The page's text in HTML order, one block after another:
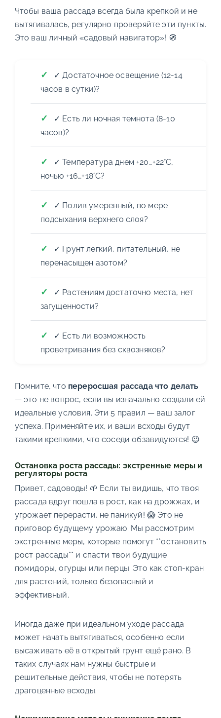
Чтобы ваша рассада всегда была крепкой и не
вытягивалась, регулярно проверяйте эти пункты.
Это ваш личный «садовый навигатор»! 🧭
✓ Достаточное освещение (12-14
часов в сутки)?
✓ Есть ли ночная темнота (8-10
часов)?
✓ Температура днем +20…+22°C,
ночью +16…+18°C?
✓ Полив умеренный, по мере
подсыхания верхнего слоя?
✓ Грунт легкий, питательный, не
перенасыщен азотом?
✓ Растениям достаточно места, нет
загущенности?
✓ Есть ли возможность
проветривания без сквозняков?
Помните, что переросшая рассада что делать
— это не вопрос, если вы изначально создали ей
идеальные условия. Эти 5 правил — ваш залог
успеха. Применяйте их, и ваши всходы будут
такими крепкими, что соседи обзавидуются! 😉
Остановка роста рассады: экстренные меры и
регуляторы роста
Привет, садоводы! 🌱 Если ты видишь, что твоя
рассада вдруг пошла в рост, как на дрожжах, и
угрожает перерасти, не паникуй! 😱 Это не
приговор будущему урожаю. Мы рассмотрим
экстренные меры, которые помогут **остановить
рост рассады** и спасти твои будущие
помидоры, огурцы или перцы. Это как стоп-кран
для растений, только безопасный и
эффективный.
Иногда даже при идеальном уходе рассада
может начать вытягиваться, особенно если
высаживать её в открытый грунт ещё рано. В
таких случаях нам нужны быстрые и
решительные действия, чтобы не потерять
драгоценные всходы.